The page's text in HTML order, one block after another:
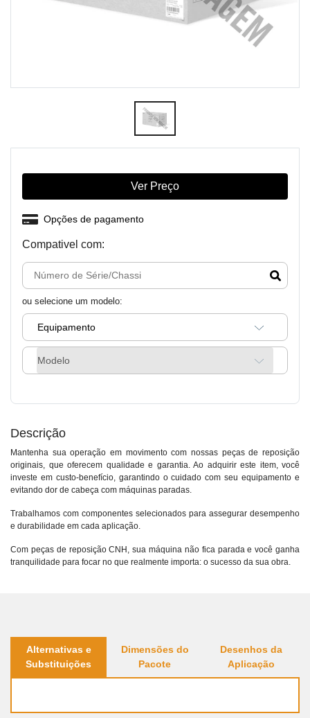
Compativel com:
ou selecione um modelo:
Equipamento
Modelo
Opções de pagamento
Ver Preço
Descrição
Mantenha sua operação em movimento com nossas peças de reposição
originais, que oferecem qualidade e garantia. Ao adquirir este item, você
investe em custo-benefício, garantindo o cuidado com seu equipamento e
evitando dor de cabeça com máquinas paradas.
Trabalhamos com componentes selecionados para assegurar desempenho
e durabilidade em cada aplicação.
Com peças de reposição CNH, sua máquina não fica parada e você ganha
tranquilidade para focar no que realmente importa: o sucesso da sua obra.
Alternativas e
Substituições
Dimensões do
Pacote
Desenhos da
Aplicação